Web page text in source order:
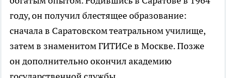
году, он получил блестящее образование:
сначала в Саратовском театральном училище,
затем в знаменитом ГИТИСе в Москве. Позже
он дополнительно окончил академию